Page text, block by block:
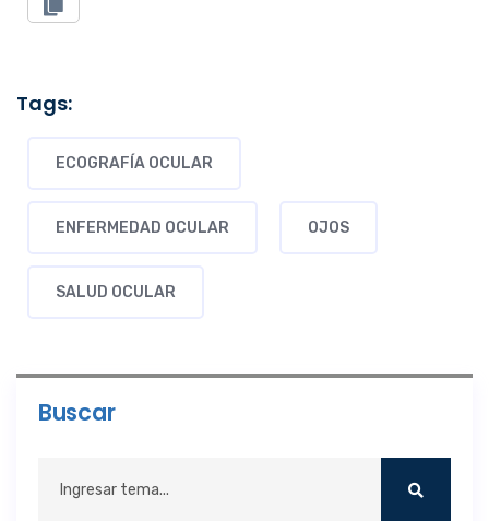
Tags:
ECOGRAFÍA OCULAR
ENFERMEDAD OCULAR OJOS
SALUD OCULAR
Buscar